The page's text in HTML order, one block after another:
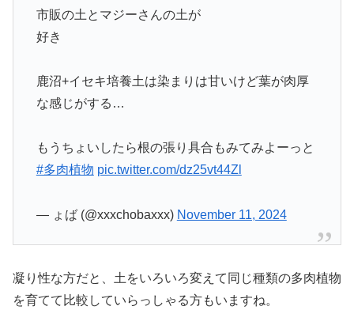
市販の土とマジーさんの土が
好き
鹿沼+イセキ培養土は染まりは甘いけど葉が肉厚
な感じがする…
もうちょいしたら根の張り具合もみてみよーっと
#多肉植物 pic.twitter.com/dz25vt44Zl
— ょば (@xxxchobaxxx) November 11, 2024
凝り性な方だと、土をいろいろ変えて同じ種類の多肉植物
を育てて比較していらっしゃる方もいますね。